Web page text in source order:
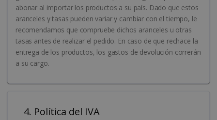
abonar al importar los productos a su país. Dado que estos
aranceles y tasas pueden variar y cambiar con el tiempo, le
recomendamos que compruebe dichos aranceles u otras
tasas antes de realizar el pedido. En caso de que rechace la
entrega de los productos, los gastos de devolución correrán
a su cargo.
4. Política del IVA